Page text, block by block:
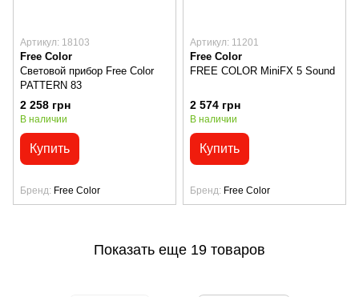
Артикул: 18103
Free Color
Световой прибор Free Color
PATTERN 83
2 258 грн
В наличии
Купить
Бренд Free Color
Артикул: 11201
Free Color
FREE COLOR MiniFX 5 Sound
2 574 грн
В наличии
Купить
Бренд Free Color
Показать еще 19 товаров